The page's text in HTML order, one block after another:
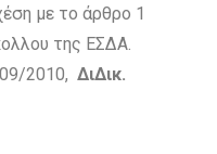
με το άρθρο 1
της ΕΣΔΑ.
2010, ΔιΔικ.